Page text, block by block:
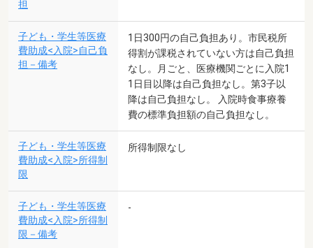
担
子ども・学生等医療
費助成<入院>自己負
担－備考
1日300円の自己負担あり。市民税所
得割が課税されていない方は自己負担
なし。月ごと、医療機関ごとに入院1
1日目以降は自己負担なし。第3子以
降は自己負担なし。 入院時食事療養
費の標準負担額の自己負担なし。
子ども・学生等医療
費助成<入院>所得制
限
所得制限なし
子ども・学生等医療
費助成<入院>所得制
限－備考
-